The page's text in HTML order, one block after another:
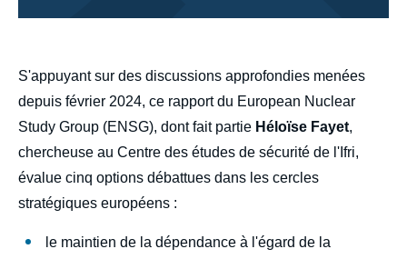
body
S'appuyant sur des discussions approfondies menées
depuis février 2024, ce rapport du European Nuclear
Study Group (ENSG), dont fait partie Héloïse Fayet,
chercheuse au Centre des études de sécurité de l'Ifri,
évalue cinq options débattues dans les cercles
stratégiques européens :
le maintien de la dépendance à l'égard de la